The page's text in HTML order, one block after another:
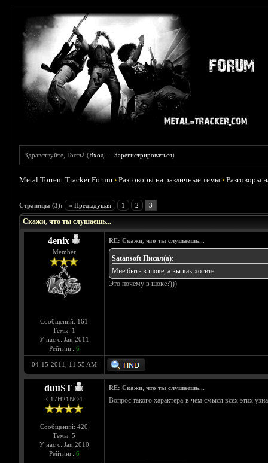
Здравствуйте, Гость! (Вход —Зарегистрироваться)
Metal Torrent Tracker Forum ›Разговоры на различные темы ›Разговоры
Страницы (3): « Предыдущая 1 2 3
Скажи, что ты слушаешь...
4enix
Member
Сообщений: 161
Темы: 1
У нас с: Jan 2011
Рейтинг: 6
RE: Скажи, что ты слушаешь...
Satansoft Писал(а):
Мне быть в шоке, а вы как хотите.
Это почему в шоке?)))
04-15-2011, 11:55 AM
duuST
С17H21NO4
Сообщений: 420
Темы: 5
У нас с: Jan 2010
Рейтинг: 6
RE: Скажи, что ты слушаешь...
Вопрос такого характера-в чем смысл всех этих